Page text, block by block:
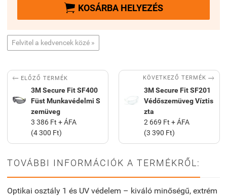
 KOSÁRBA HELYEZÉS
Felvitel a kedvencek közé »
 ELŐZŐ TERMÉK
3M Secure Fit SF400
Füst Munkavédelmi S
zemüveg
3 386 Ft + ÁFA
(4 300 Ft)
KÖVETKEZŐ TERMÉK 
3M Secure Fit SF201
Védőszemüveg Víztis
zta
2 669 Ft + ÁFA
(3 390 Ft)
TOVÁBBI INFORMÁCIÓK A TERMÉKRŐL:
Optikai osztály 1 és UV védelem – kiváló minőségű, extrém